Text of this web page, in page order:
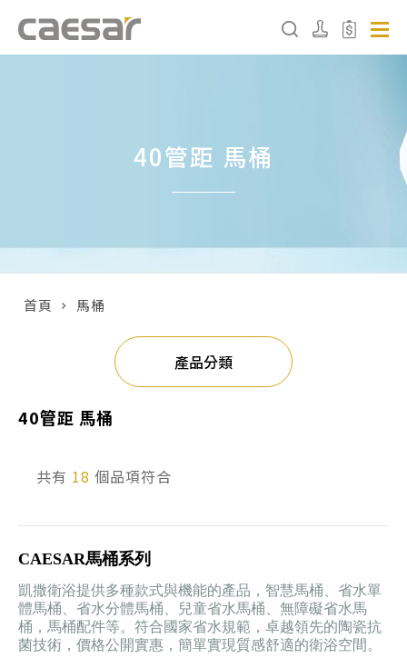
搜尋產品
產品型號查詢
搜尋產品
40管距 馬桶
首頁 馬桶
產品分類
40管距 馬桶
共有 18 個品項符合
CAESAR馬桶系列
凱撒衛浴提供多種款式與機能的產品，智慧馬桶、省水單
體馬桶、省水分體馬桶、兒童省水馬桶、無障礙省水馬
桶，馬桶配件等。符合國家省水規範，卓越領先的陶瓷抗
菌技術，價格公開實惠，簡單實現質感舒適的衛浴空間。